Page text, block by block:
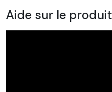
Aide sur le produit